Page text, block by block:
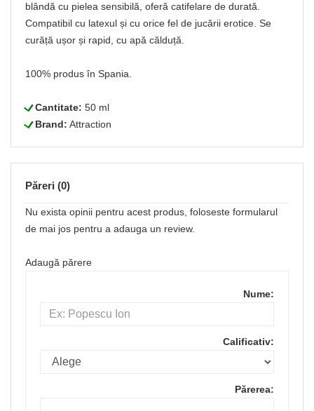
blândă cu pielea sensibilă, oferă catifelare de durată.
Compatibil cu latexul și cu orice fel de jucării erotice. Se
curăță ușor și rapid, cu apă călduță.
100% produs în Spania.
LCantitate: 50 ml
LBrand: Attraction
Păreri (0)
Nu exista opinii pentru acest produs, foloseste formularul
de mai jos pentru a adauga un review.
Adaugă părere
Nume:
Calificativ:
Părerea: